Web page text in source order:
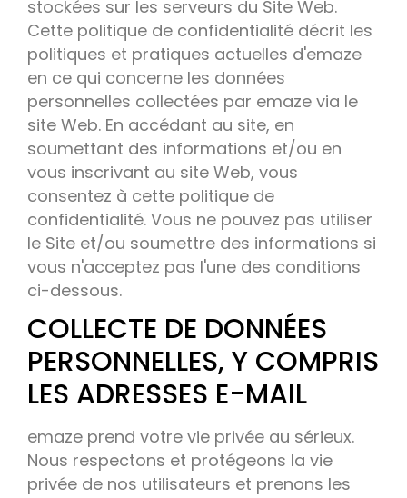
stockées sur les serveurs du Site Web.
Cette politique de confidentialité décrit les
politiques et pratiques actuelles d'emaze
en ce qui concerne les données
personnelles collectées par emaze via le
site Web. En accédant au site, en
soumettant des informations et/ou en
vous inscrivant au site Web, vous
consentez à cette politique de
confidentialité. Vous ne pouvez pas utiliser
le Site et/ou soumettre des informations si
vous n'acceptez pas l'une des conditions
ci-dessous.
COLLECTE DE DONNÉES
PERSONNELLES, Y COMPRIS
LES ADRESSES E-MAIL
emaze prend votre vie privée au sérieux.
Nous respectons et protégeons la vie
privée de nos utilisateurs et prenons les